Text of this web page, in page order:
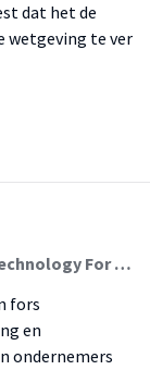
dat het de
wetgeving te ver
Verhagen, Tibert (Lectoraat Emerging Technology For Business); Vosjan, Tessa
fors
en
ondernemers